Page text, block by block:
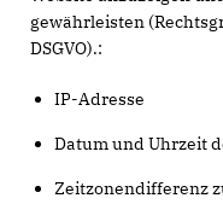
gewährleisten
DSGVO).:
IP-Adresse
Datum und Uhrzeit
Zeitzonendifferenz